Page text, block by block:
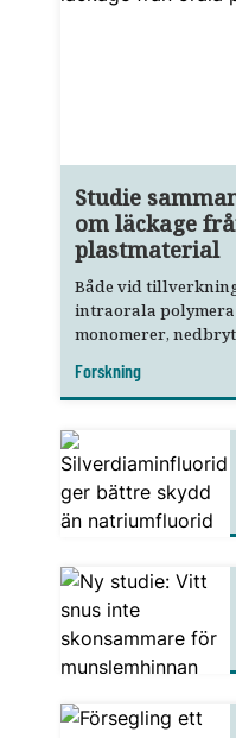
Studie
om läckage
plastmaterial
Både vid
intraorala
monomerer,
Forskning